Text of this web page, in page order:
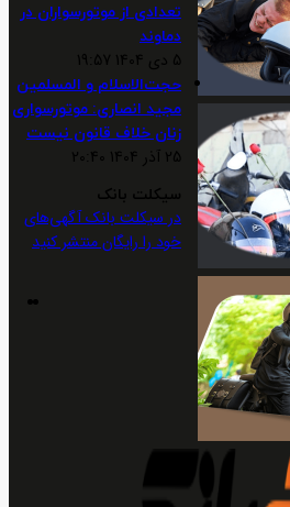
تعدادی از موتورسواران در
دماوند
5 دی 1404 19:57
حجت‌الاسلام و المسلمین
مجید انصاری: موتورسواری
زنان خلاف قانون نیست
25 آذر 1404 20:40
سیکلت بانک
در سیکلت بانک آگهی‌های
خود را رایگان منتشر کنید